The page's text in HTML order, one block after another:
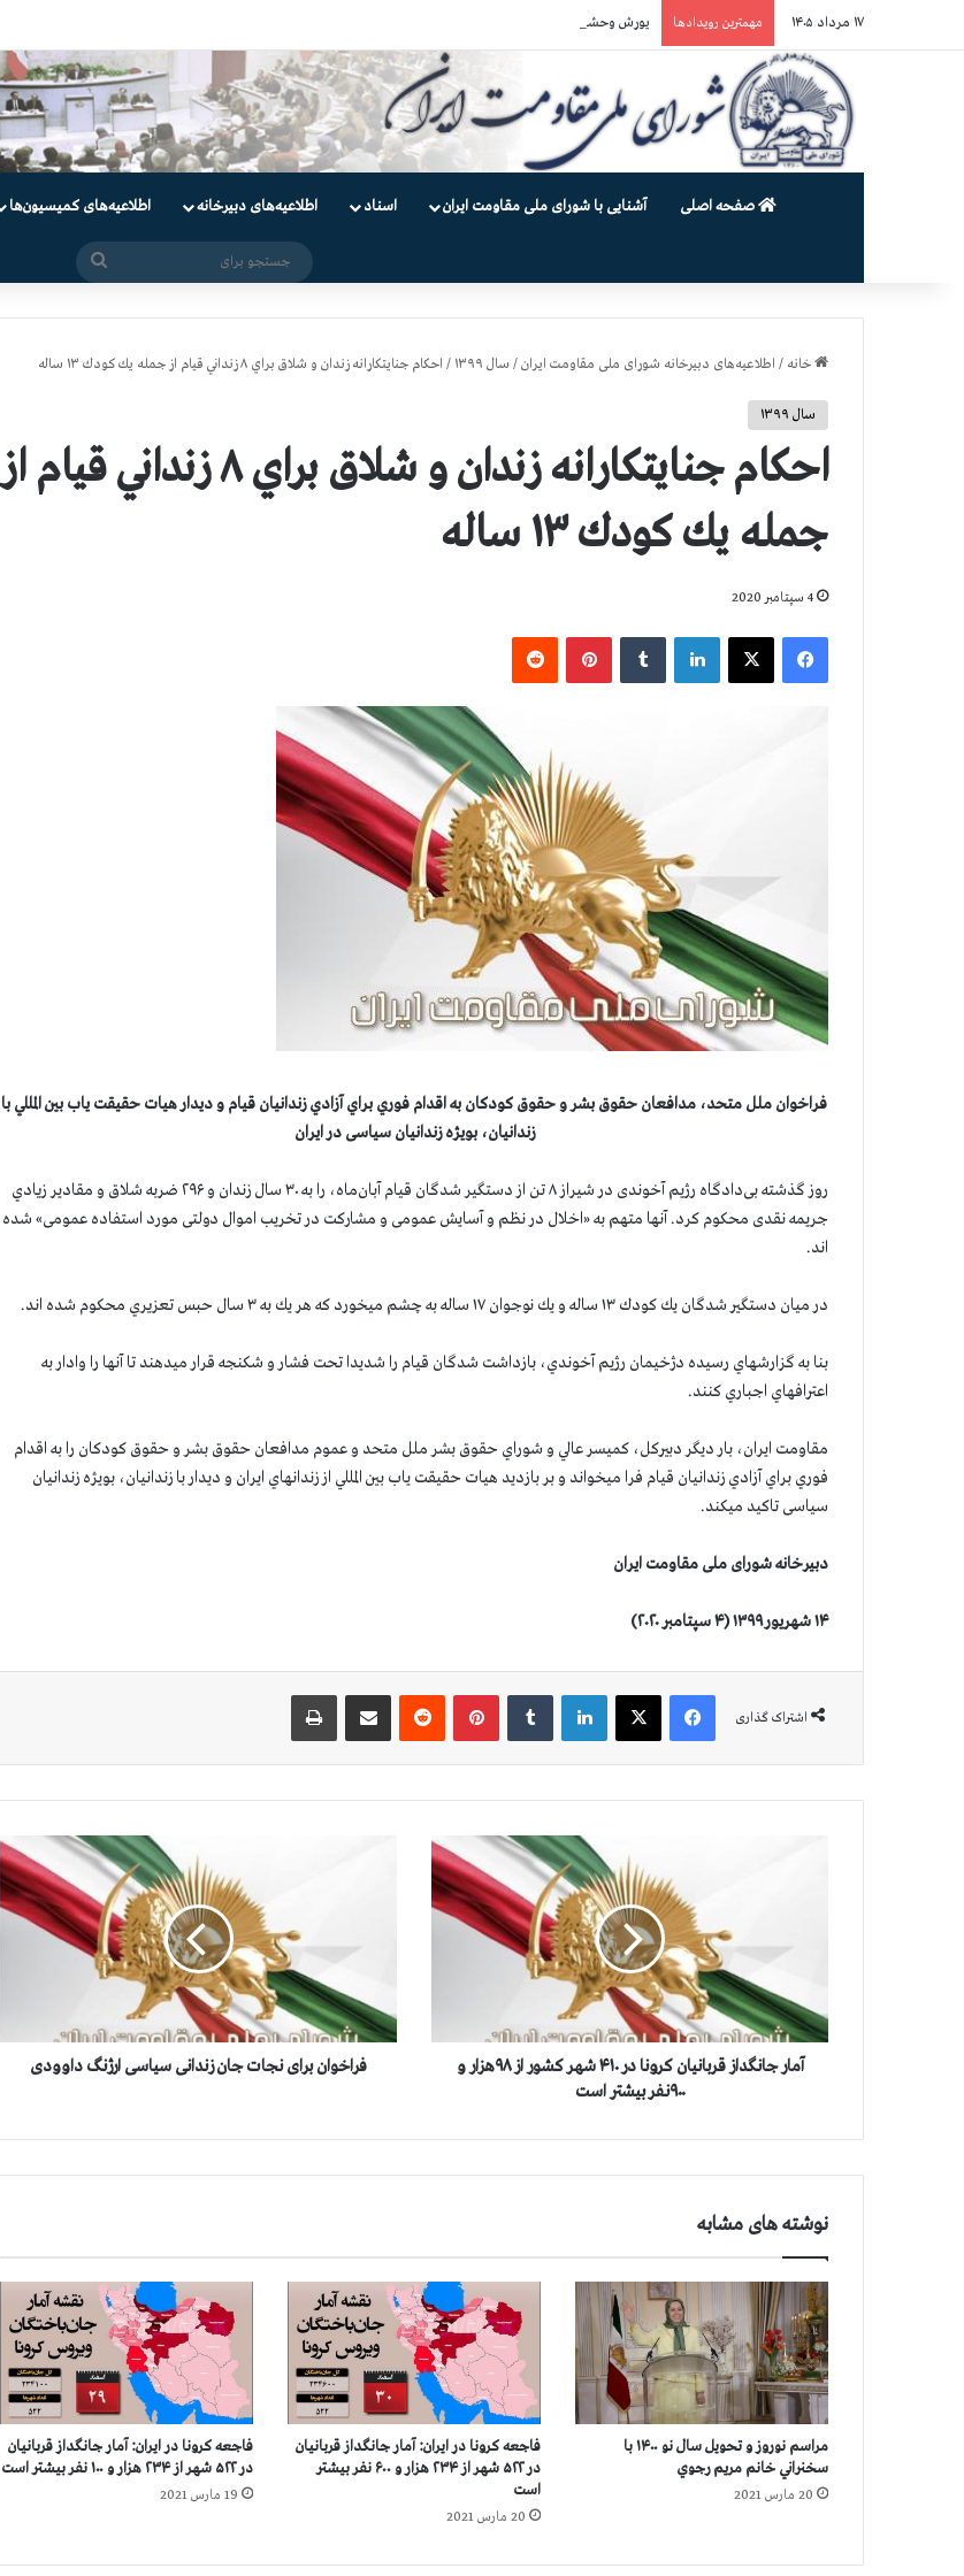
۱۷ مرداد ۱۴۰۵ مهمترین رویدادها یورش وحشیانه دژخیمان رژیم آخوندی به بند ۷ زندان اوین و ضرب‌وجرح زندانیان سیاسی
صفحه اصلی آشنایی با شورای ملی مقاومت ایران اسناد اطلاعیه‌های دبیرخانه اطلاعیه‌های کمیسیون‌‌ها
خانه / اطلاعیه‌های دبیرخانه شورای ملی مقاومت ایران/ سال ۱۳۹۹ / احكام جنايتكارانه زندان و شلاق براي ۸ زنداني قيام از جمله يك كودك ۱۳ ساله
سال ۱۳۹۹
احكام جنايتكارانه زندان و شلاق براي ۸ زنداني قيام از
جمله يك كودك ۱۳ ساله
4 سپتامبر 2020
فیس بوک X ‫پین‌ترست
فراخوان ملل متحد، مدافعان حقوق بشر و حقوق كودكان به اقدام فوري براي آزادي زندانيان قيام و ديدار هيات حقيقت ياب بين المللي با
زندانيان، بویژه زندانیان سیاسی در ايران
روز گذشته بی‌دادگاه رژیم آخوندی در شیراز ۸ تن از دستگیر شدگان قیام آبان‌ماه، را به ۳۰ سال زندان و ۲۹۶ ضربه شلاق و مقادير زيادي
جریمه نقدی محكوم کرد. آنها متهم به «اخلال در نظم و آسایش عمومی و مشارکت در تخریب اموال دولتی مورد استفاده عمومی» شده
اند.
در ميان دستگير شدگان يك كودك ۱۳ ساله و يك نوجوان ۱۷ ساله به چشم ميخورد كه هر يك به ۳ سال حبس تعزيري محكوم شده اند.
بنا به گزارشهاي رسيده دژخيمان رژيم آخوندي، بازداشت شدگان قيام را شديدا تحت فشار و شكنجه قرار ميدهند تا آنها را وادار به
اعترافهاي اجباري كنند.
مقاومت ايران، بار دیگر دبيركل، كميسر عالي و شوراي حقوق بشر ملل متحد و عموم مدافعان حقوق بشر و حقوق كودكان را به اقدام
فوري براي آزادي زندانيان قيام فرا ميخواند و بر بازديد هيات‌ حقيقت ياب بين المللي از زندانهاي ايران و ديدار با زندانيان، بویژه زندانیان
سیاسی تاكيد ميكند.
دبیرخانه شورای ملی مقاومت ایران
۱۴ شهریور ۱۳۹۹ (۴ سپتامبر ۲۰۲۰)
اشتراک گذاری
فیس بوک X ‫پین‌ترست ‫رددیت
گ
د
ر
ی
ا
ن
ک
و
ن
د
ر
۴
۱
ه
آمار جانگداز قربانیان کرونا در ۴۱۰ شهر کشور از ۹۸هزار و
۹۰۰نفر بیشتر است
ب
ر
ج
ن
ز
ن
د
ن
ی
س
ی
ا
ر
فراخوان برای نجات جان زندانی سیاسی ارژنگ داوودی
نوشته های مشابه
مراسم نوروز و تحویل سال نو ۱۴۰۰ با
سخنراني خانم مريم رجوي
20 مارس 2021
فاجعه كرونا در ايران: آمار جانگداز قربانيان
در ۵۲۲ شهر از ۲۳۴ هزار و ۶۰۰ نفر بيشتر
است
20 مارس 2021
فاجعه كرونا در ايران: آمار جانگداز قربانيان
در ۵۲۲ شهر از ۲۳۴ هزار و ۱۰۰ نفر بيشتر است
19 مارس 2021